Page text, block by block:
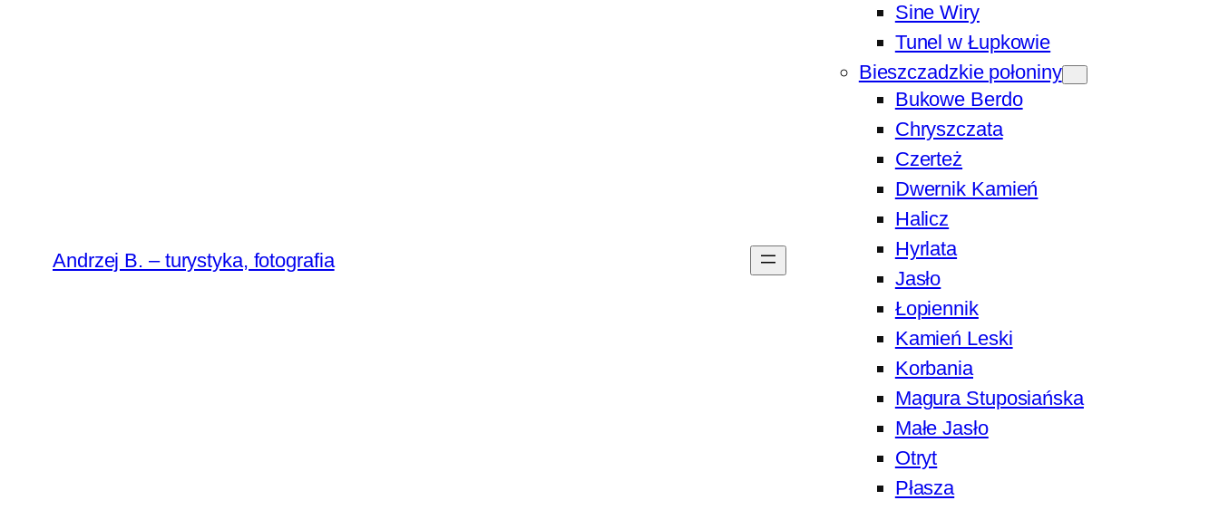
Andrzej B. – turystyka, fotografia
Sine Wiry
Tunel w Łupkowie
Bieszczadzkie połoniny
Bukowe Berdo
Chryszczata
Czerteż
Dwernik Kamień
Halicz
Hyrlata
Jasło
Łopiennik
Kamień Leski
Korbania
Magura Stuposiańska
Małe Jasło
Otryt
Płasza